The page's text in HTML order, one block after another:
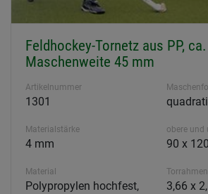
Feldhockey-Tornetz aus PP,
Maschenweite 45 mm
Artikelnummer
1301
Materialstärke
4 mm
obere und
90 x
Material
Polypropylen hochfest,
3,66 x